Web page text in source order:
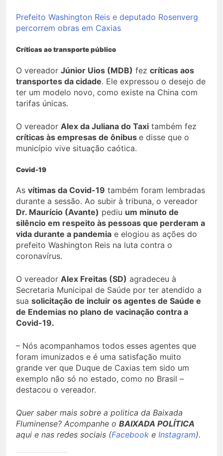
Prefeito Washington Reis e deputado Rosenverg
percorrem obras em Caxias
Críticas ao transporte público
O vereador Júnior Uios (MDB) fez críticas aos
transportes da cidade. Ele expressou o desejo de
ter um modelo novo, como existe na China com
tarifas únicas.
O vereador Alex da Juliana do Taxi também fez
críticas às empresas de ônibus e disse que o
município vive situação caótica.
Covid-19
As vítimas da Covid-19 também foram lembradas
durante a sessão. Ao subir à tribuna, o vereador
Dr. Maurício (Avante) pediu um minuto de
silêncio em respeito às pessoas que perderam a
vida durante a pandemia e elogiou as ações do
prefeito Washington Reis na luta contra o
coronavírus.
O vereador Alex Freitas (SD) agradeceu à
Secretaria Municipal de Saúde por ter atendido a
sua solicitação de incluir os agentes de Saúde e
de Endemias no plano de vacinação contra a
Covid-19.
– Nós acompanhamos todos esses agentes que
foram imunizados e é uma satisfação muito
grande ver que Duque de Caxias tem sido um
exemplo não só no estado, como no Brasil –
destacou o vereador.
Quer saber mais sobre a politica da Baixada
Fluminense? Acompanhe o BAIXADA POLÍTICA
aqui e nas redes sociais (Facebook e Instagram).